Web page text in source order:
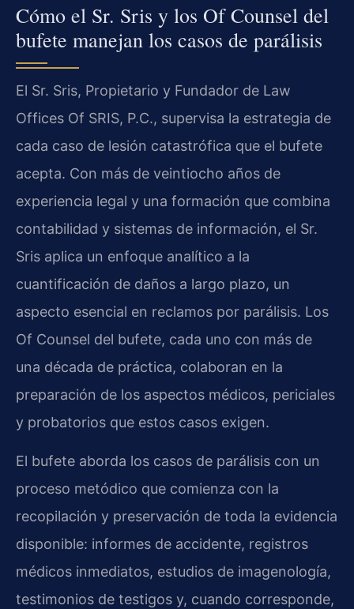
Cómo el Sr. Sris y los Of Counsel del
bufete manejan los casos de parálisis
El Sr. Sris, Propietario y Fundador de Law
Offices Of SRIS, P.C., supervisa la estrategia de
cada caso de lesión catastrófica que el bufete
acepta. Con más de veintiocho años de
experiencia legal y una formación que combina
contabilidad y sistemas de información, el Sr.
Sris aplica un enfoque analítico a la
cuantificación de daños a largo plazo, un
aspecto esencial en reclamos por parálisis. Los
Of Counsel del bufete, cada uno con más de
una década de práctica, colaboran en la
preparación de los aspectos médicos, periciales
y probatorios que estos casos exigen.
El bufete aborda los casos de parálisis con un
proceso metódico que comienza con la
recopilación y preservación de toda la evidencia
disponible: informes de accidente, registros
médicos inmediatos, estudios de imagenología,
testimonios de testigos y, cuando corresponde,